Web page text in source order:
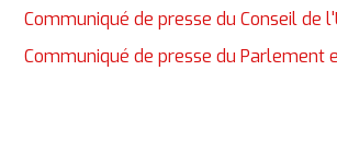
Communiqué de presse du Conseil de
Communiqué de presse du Parlement